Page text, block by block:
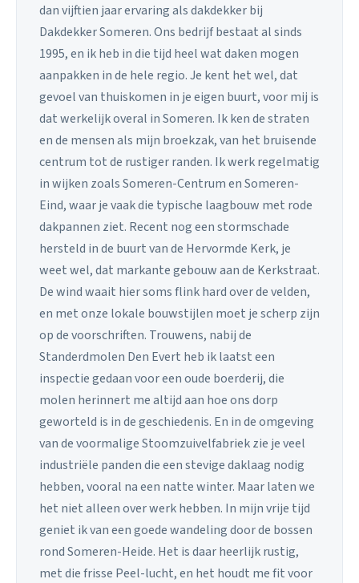
dan vijftien jaar ervaring als dakdekker bij
Dakdekker Someren. Ons bedrijf bestaat al sinds
1995, en ik heb in die tijd heel wat daken mogen
aanpakken in de hele regio. Je kent het wel, dat
gevoel van thuiskomen in je eigen buurt, voor mij is
dat werkelijk overal in Someren. Ik ken de straten
en de mensen als mijn broekzak, van het bruisende
centrum tot de rustiger randen. Ik werk regelmatig
in wijken zoals Someren-Centrum en Someren-
Eind, waar je vaak die typische laagbouw met rode
dakpannen ziet. Recent nog een stormschade
hersteld in de buurt van de Hervormde Kerk, je
weet wel, dat markante gebouw aan de Kerkstraat.
De wind waait hier soms flink hard over de velden,
en met onze lokale bouwstijlen moet je scherp zijn
op de voorschriften. Trouwens, nabij de
Standerdmolen Den Evert heb ik laatst een
inspectie gedaan voor een oude boerderij, die
molen herinnert me altijd aan hoe ons dorp
geworteld is in de geschiedenis. En in de omgeving
van de voormalige Stoomzuivelfabriek zie je veel
industriële panden die een stevige daklaag nodig
hebben, vooral na een natte winter. Maar laten we
het niet alleen over werk hebben. In mijn vrije tijd
geniet ik van een goede wandeling door de bossen
rond Someren-Heide. Het is daar heerlijk rustig,
met die frisse Peel-lucht, en het houdt me fit voor